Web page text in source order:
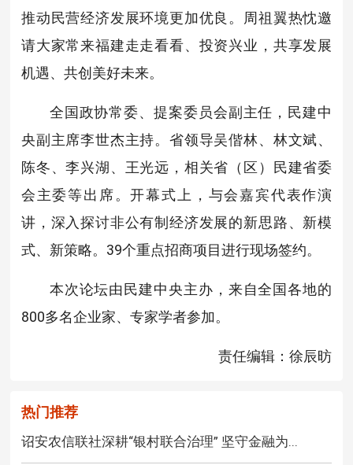
推动民营经济发展环境更加优良。周祖翼热忱邀
请大家常来福建走走看看、投资兴业，共享发展
机遇、共创美好未来。
全国政协常委、提案委员会副主任，民建中
央副主席李世杰主持。省领导吴偕林、林文斌、
陈冬、李兴湖、王光远，相关省（区）民建省委
会主委等出席。开幕式上，与会嘉宾代表作演
讲，深入探讨非公有制经济发展的新思路、新模
式、新策略。39个重点招商项目进行现场签约。
本次论坛由民建中央主办，来自全国各地的
800多名企业家、专家学者参加。
责任编辑：徐辰昉
热门推荐
诏安农信联社深耕“银村联合治理” 坚守金融为...